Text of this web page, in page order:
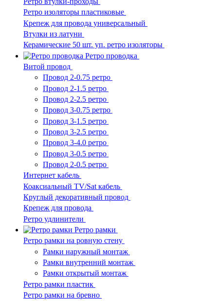
Ретро изоляторы пластиковые
Крепеж для провода универсальный
Втулки из латуни
Керамические 50 шт. уп. ретро изоляторы
Ретро проводка
Витой провод
Провод 2-0.75 ретро
Провод 2-1.5 ретро
Провод 2-2.5 ретро
Провод 3-0.75 ретро
Провод 3-1.5 ретро
Провод 3-2.5 ретро
Провод 3-4.0 ретро
Провод 3-0.5 ретро
Провод 2-0.5 ретро
Интернет кабель
Коаксиальный TV/Sat кабель
Круглый декоративный провод
Крепеж для провода
Ретро удлинители
Ретро рамки
Ретро рамки на ровную стену
Рамки наружный монтаж
Рамки внутренний монтаж
Рамки открытый монтаж
Ретро рамки пластик
Ретро рамки на бревно